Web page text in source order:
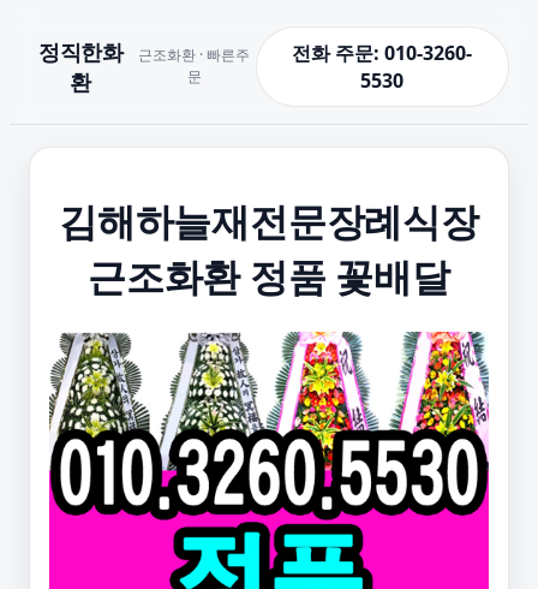
정직한화
환
근조화환 · 빠른주
문
전화 주문: 010-3260-
5530
김해하늘재전문장례식장
근조화환 정품 꽃배달